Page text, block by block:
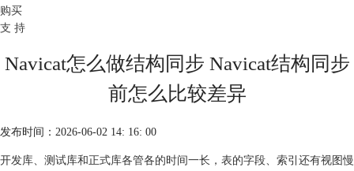
购买
支 持
Navicat怎么做结构同步 Navicat结构同步
前怎么比较差异
发布时间：2026-06-02 14: 16: 00
开发库、测试库和正式库各管各的时间一长，表的字段、索引还有视图慢